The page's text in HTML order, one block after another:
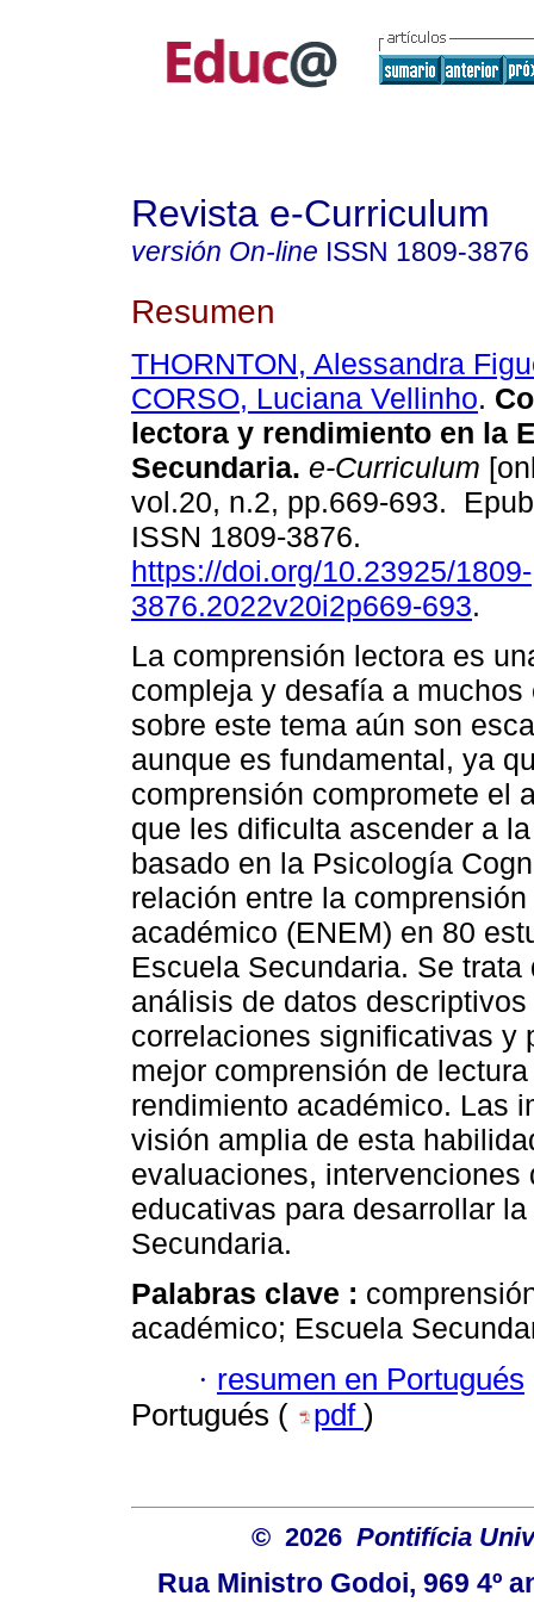
Revista e-Curriculum
versión On-line ISSN 1809-3876
Resumen
THORNTON, Alessandra
CORSO, Luciana Vellinho.
lectora y rendimiento en la
Secundaria. e-Curriculum
vol.20, n.2, pp.669-693.
ISSN 1809-3876.
https://doi.org/10.23925/1809-
3876.2022v20i2p669-693.
La comprensión lectora es
compleja y desafía a
sobre este tema aún son
aunque es fundamental, ya
comprensión compromete el
que les dificulta ascender a
basado en la Psicología
relación entre la
académico (ENEM) en 80
Escuela Secundaria. Se
análisis de datos
correlaciones significativas y
mejor comprensión de
rendimiento académico. Las
visión amplia de esta
evaluaciones,
educativas para desarrollar
Secundaria.
Palabras clave :
académico; Escuela
· resumen en Portugués
Portugués (
pdf )
© 2026 Pontifícia
Rua Ministro Godoi, 969 4º